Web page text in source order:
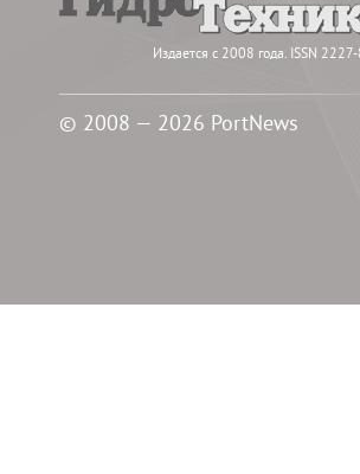
Издается с 2008 года. ISSN
© 2008 — 2026 PortNews